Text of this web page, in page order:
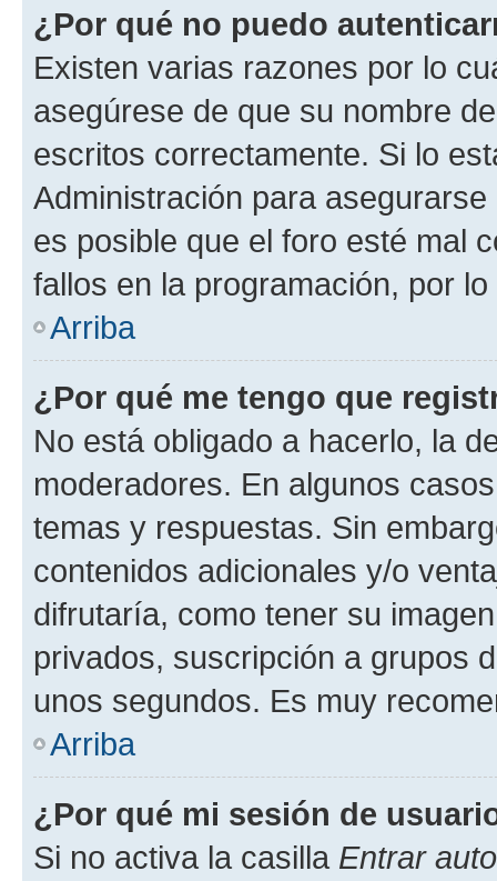
¿Por qué no puedo
Existen varias razones por lo
asegúrese de que su nombre
escritos correctamente. Si lo
Administración para
es posible que el foro esté mal
fallos en la programación, por
Arriba
¿Por qué me tengo que
No está obligado a hacerlo, la
moderadores. En algunos
temas y respuestas. Sin
contenidos adicionales y/o
difrutaría, como tener su
privados, suscripción a grupos
unos segundos. Es muy
Arriba
¿Por qué mi sesión de
Si no activa la casilla Entrar